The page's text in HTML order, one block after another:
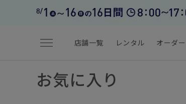
menu 店舗一覧 レンタル オーダー
お気に入り